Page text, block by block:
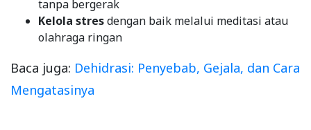
tanpa bergerak
Kelola stresdengan baik melalui meditasi atau
olahraga ringan
Baca juga: Dehidrasi: Penyebab, Gejala, dan Cara
Mengatasinya